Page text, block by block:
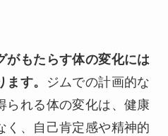
がもたらす体の変化には
す。
ジムでの計画的な
られる体の変化は、健康
く、自己肯定感や精神的